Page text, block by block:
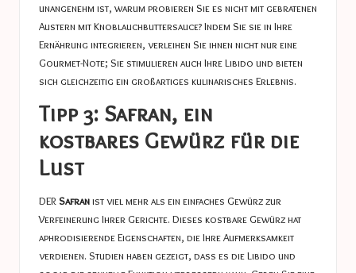
unangenehm ist, warum probieren Sie es nicht mit gebratenen
Austern mit Knoblauchbuttersauce? Indem Sie sie in Ihre
Ernährung integrieren, verleihen Sie ihnen nicht nur eine
Gourmet-Note; Sie stimulieren auch Ihre Libido und bieten
sich gleichzeitig ein großartiges kulinarisches Erlebnis.
Tipp 3: Safran, ein
kostbares Gewürz für die
Lust
DER Safranist viel mehr als ein einfaches Gewürz zur
Verfeinerung Ihrer Gerichte. Dieses kostbare Gewürz hat
aphrodisierende Eigenschaften, die Ihre Aufmerksamkeit
verdienen. Studien haben gezeigt, dass es die Libido und